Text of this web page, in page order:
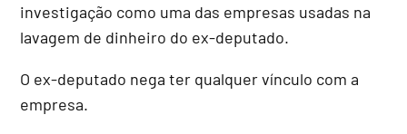
investigação como uma das empresas usadas na
lavagem de dinheiro do ex-deputado.
O ex-deputado nega ter qualquer vínculo com a
empresa.